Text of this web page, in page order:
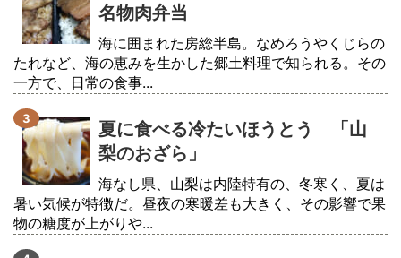
名物肉弁当
海に囲まれた房総半島。なめろうやくじらの
たれなど、海の恵みを生かした郷土料理で知られる。その
一方で、日常の食事...
夏に食べる冷たいほうとう 「山
梨のおざら」
海なし県、山梨は内陸特有の、冬寒く、夏は
暑い気候が特徴だ。昼夜の寒暖差も大きく、その影響で果
物の糖度が上がりや...